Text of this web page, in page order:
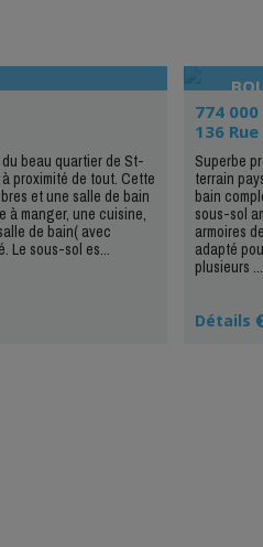
beau quartier de St-
proximité de tout. Cette
et une salle de bain
à manger, une cuisine,
de bain( avec
Le sous-sol es...
774 000
136
Superbe
terrain
bain
sous-sol
armoires
adapté
plusieurs ...
Détails